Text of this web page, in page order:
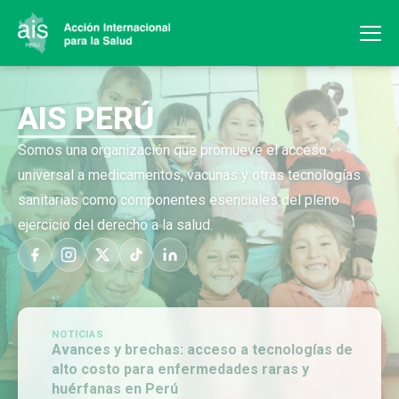
AIS PERÚ
Somos una organización que promueve el acceso
universal a medicamentos, vacunas y otras tecnologías
sanitarias como componentes esenciales del pleno
ejercicio del derecho a la salud.
NOTICIAS
Avances y brechas: acceso a tecnologías de
alto costo para enfermedades raras y
huérfanas en Perú